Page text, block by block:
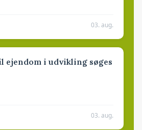
03. aug.
ejendom i udvikling søges
03. aug.